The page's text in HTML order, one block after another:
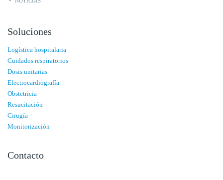
Soluciones
Logística hospitalaria
Cuidados respiratorios
Dosis unitarias
Electrocardiografía
Obstetricia
Resucitación
Cirugía
Monitorización
Contacto